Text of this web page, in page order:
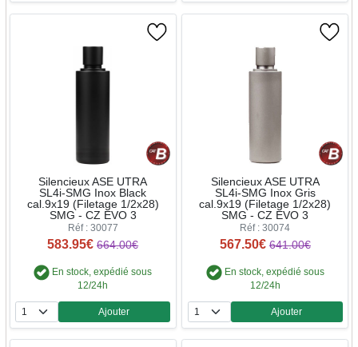
Silencieux ASE UTRA
SL4i-SMG Inox Black
cal.9x19 (Filetage 1/2x28)
SMG - CZ EVO 3
Réf : 30077
583.95€ 664.00€
En stock, expédié sous
12/24h
Quantité
Ajouter
Silencieux ASE UTRA
SL4i-SMG Inox Gris
cal.9x19 (Filetage 1/2x28)
SMG - CZ EVO 3
Réf : 30074
567.50€ 641.00€
En stock, expédié sous
12/24h
Quantité
Ajouter